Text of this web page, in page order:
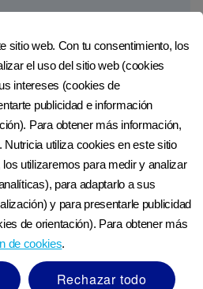
tus manos. Mantener
ocupadas detendrá el
de los cigarrillos.
por las que estás
y reduciendo tu consumo,
te sientas tentado.
hace toda la diferencia.
sitio web. Con tu consentimiento, los
el uso del sitio web (cookies
intereses (cookies de
publicidad e información
Para obtener más información,
Nutricia utiliza cookies en este sitio
utilizaremos para medir y analizar
para adaptarlo a sus
y para presentarle publicidad
de orientación). Para obtener más
de cookies.
Rechazar todo